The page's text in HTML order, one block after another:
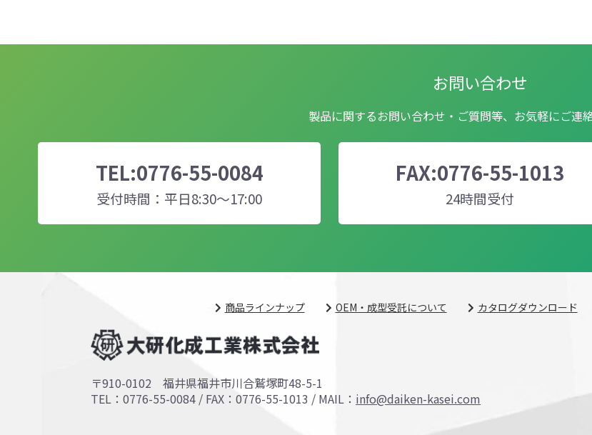
お問い合わせ
製品に関するお問い合わせ・ご質問等、お気軽にご連
TEL:0776-55-0084
受付時間：平日8:30～17:00
FAX:0776-55-1013
24時間受付
商品ラインナップ OEM・成型受託について カタログダウンロード
〒910-0102 福井県福井市川合鷲塚町48-5-1
TEL： 0776-55-0084 / FAX：0776-55-1013 / MAIL： info@daiken-kasei.com